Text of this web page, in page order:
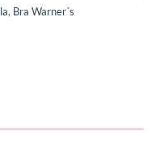
, Bra Warner´s